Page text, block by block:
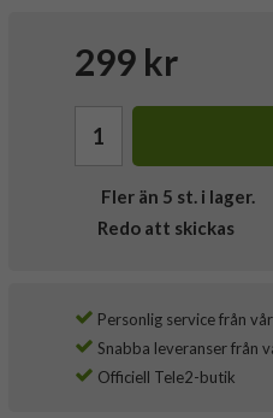
299 kr
Fler än 5 st. i lager.
Redo att skickas
Personlig service från
Snabba leveranser från
Officiell Tele2-butik